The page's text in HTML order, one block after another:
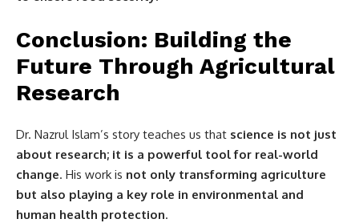
Conclusion: Building the
Future Through Agricultural
Research
Dr. Nazrul Islam’s story teaches us that science is not just
about research; it is a powerful tool for real-world
change. His work is not only transforming agriculture
but also playing a key role in environmental and
human health protection.